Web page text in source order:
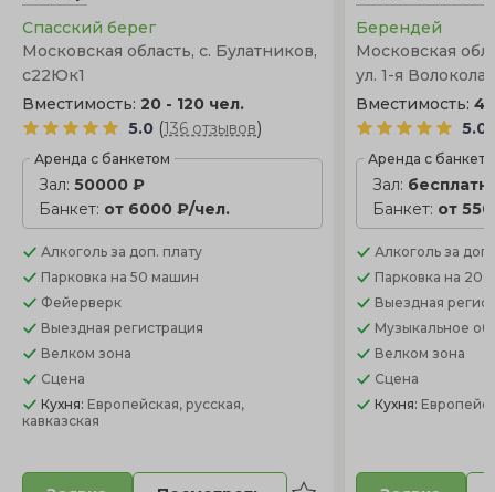
Спасский берег
Московская область, с. Булатников,
с22Юк1
Вместимость: 20 - 120 чел.
5.0 (136 отзывов)
Аренда с банкетом
Зал: 50000 ₽
Банкет: от 6000 ₽/чел.
Алкоголь за доп. плату
Парковка на 50 машин
Фейерверк
Выездная регистрация
Велком зона
Сцена
Кухня: Европейская, русская,
кавказская
Берендей
Московская
ул. 1-я
Вместимость:
5.0
Аренда с
Зал:
Банкет: от
Алкоголь за
Парковка на
Выездная
Музыкальное
Велком зона
Сцена
Кухня: